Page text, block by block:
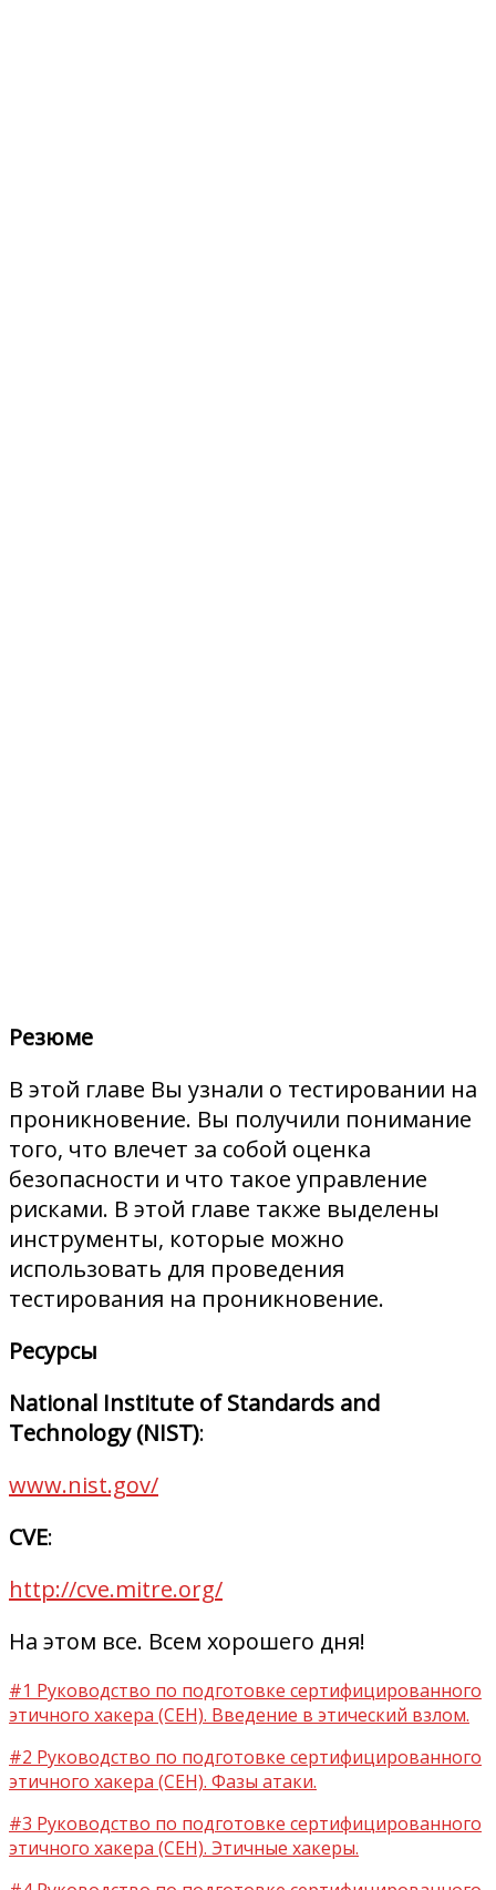
Резюме
В этой главе Вы узнали о тестировании на
проникновение. Вы получили понимание
того, что влечет за собой оценка
безопасности и что такое управление
рисками. В этой главе также выделены
инструменты, которые можно
использовать для проведения
тестирования на проникновение.
Ресурсы
National Institute of Standards and
Technology (NIST):
www.nist.gov/
CVE:
http://cve.mitre.org/
На этом все. Всем хорошего дня!
#1 Руководство по подготовке сертифицированного
этичного хакера (CEH). Введение в этический взлом.
#2 Руководство по подготовке сертифицированного
этичного хакера (CEH). Фазы атаки.
#3 Руководство по подготовке сертифицированного
этичного хакера (CEH). Этичные хакеры.